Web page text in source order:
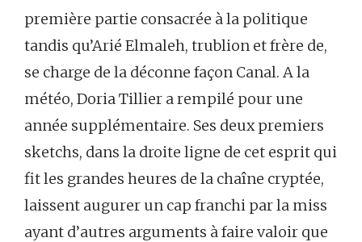
première partie consacrée à la politique
tandis qu’Arié Elmaleh, trublion et frère de,
se charge de la déconne façon Canal. A la
météo, Doria Tillier a rempilé pour une
année supplémentaire. Ses deux premiers
sketchs, dans la droite ligne de cet esprit qui
fit les grandes heures de la chaîne cryptée,
laissent augurer un cap franchi par la miss
ayant d’autres arguments à faire valoir que